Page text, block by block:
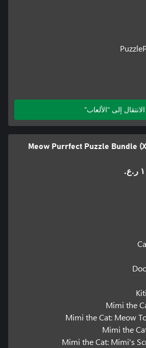
الانتقال إلى "الألعاب"
Meow Purrfect Puzzle Bundle
Mimi the
Mimi the Cat: Meow
Mimi the
Mimi the Cat: Mimi's